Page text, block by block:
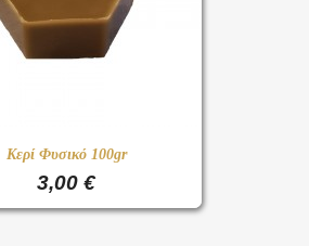
Κερί Φυσικό 100gr
3,00 €